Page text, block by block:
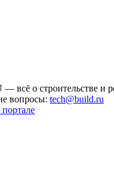
— всё о строительстве и
вопросы: tech@build.ru